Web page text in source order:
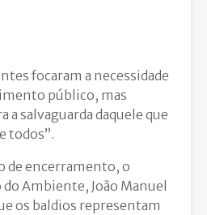
focaram a necessidade
público, mas
a salvaguarda daquele que
todos”.
de encerramento, o
Ambiente, João Manuel
os baldios representam